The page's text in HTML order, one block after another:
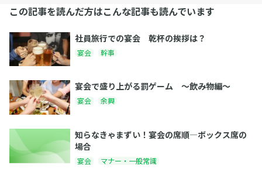
この記事を読んだ方はこんな記事も読んでいます
社員旅行での宴会 乾杯の挨拶は？
宴会 幹事
宴会で盛り上がる罰ゲーム 〜飲み物編〜
宴会 余興
知らなきゃまずい！宴会の席順―ボックス席の
場合
宴会 マナー・一般常識